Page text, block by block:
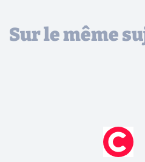
Sur le même